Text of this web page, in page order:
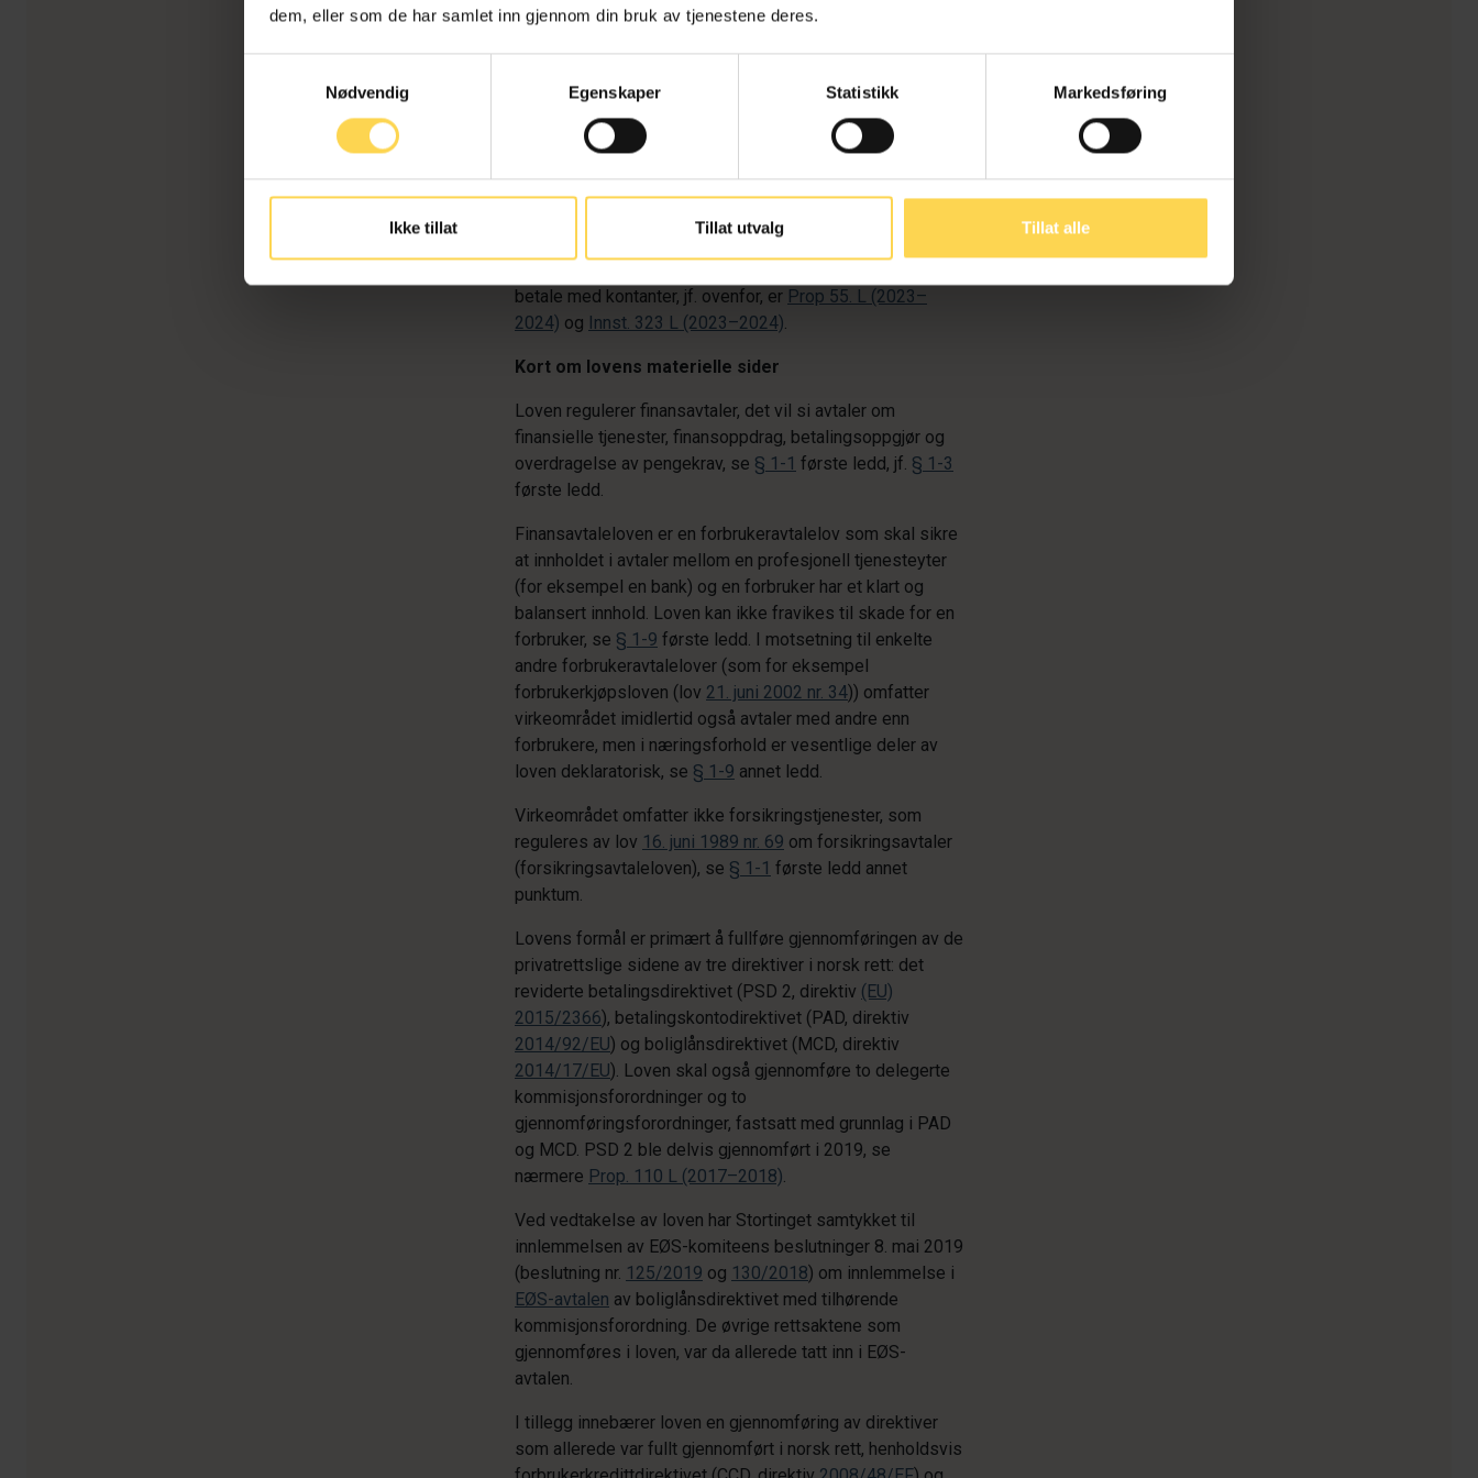
dem, eller som de har samlet inn gjennom din bruk av tjenestene deres.
Nødvendig
Egenskaper Statistikk Markedsføring
Ikke tillat Tillat utvalg Tillat alle
Forarbeider
Innst. 104 L (2020–2021)
samt Justis- og
beredskapsdepartementets høringsnotat7. september
. I tillegg omtaler Justis- og
beredskapsdepartementets høringsnotat20. mai 2022
med forslag til forskrift om finansavtaler
(finansavtaleforskriften) enkelte av lovens bestemmelser.
betale med kontanter, jf. ovenfor, er Prop 55. L (2023–
2024) og Innst. 323 L (2023–2024).
Kort om lovens materielle sider
Loven regulerer finansavtaler, det vil si avtaler om
finansielle tjenester, finansoppdrag, betalingsoppgjør og
overdragelse av pengekrav, se § 1-1 første ledd, jf. § 1-3
første ledd.
Finansavtaleloven er en forbrukeravtalelov som skal sikre
at innholdet i avtaler mellom en profesjonell tjenesteyter
(for eksempel en bank) og en forbruker har et klart og
balansert innhold. Loven kan ikke fravikes til skade for en
forbruker, se § 1-9 første ledd. I motsetning til enkelte
andre forbrukeravtalelover (som for eksempel
forbrukerkjøpsloven (lov 21. juni 2002 nr. 34)) omfatter
virkeområdet imidlertid også avtaler med andre enn
forbrukere, men i næringsforhold er vesentlige deler av
loven deklaratorisk, se § 1-9 annet ledd.
Virkeområdet omfatter ikke forsikringstjenester, som
reguleres av lov 16. juni 1989 nr. 69 om forsikringsavtaler
(forsikringsavtaleloven), se § 1-1 første ledd annet
punktum.
Lovens formål er primært å fullføre gjennomføringen av de
privatrettslige sidene av tre direktiver i norsk rett: det
reviderte betalingsdirektivet (PSD 2, direktiv (EU)
2015/2366), betalingskontodirektivet (PAD, direktiv
2014/92/EU) og boliglånsdirektivet (MCD, direktiv
2014/17/EU). Loven skal også gjennomføre to delegerte
kommisjonsforordninger og to
gjennomføringsforordninger, fastsatt med grunnlag i PAD
og MCD. PSD 2 ble delvis gjennomført i 2019, se
nærmere Prop. 110 L (2017–2018).
Ved vedtakelse av loven har Stortinget samtykket til
innlemmelsen av EØS-komiteens beslutninger 8. mai 2019
(beslutning nr. 125/2019 og 130/2018) om innlemmelse i
EØS-avtalen av boliglånsdirektivet med tilhørende
kommisjonsforordning. De øvrige rettsaktene som
gjennomføres i loven, var da allerede tatt inn i EØS-
avtalen.
I tillegg innebærer loven en gjennomføring av direktiver
som allerede var fullt gjennomført i norsk rett, henholdsvis